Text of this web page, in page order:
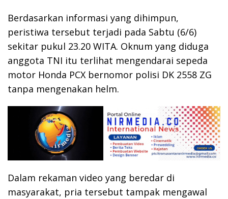
Berdasarkan informasi yang dihimpun,
peristiwa tersebut terjadi pada Sabtu (6/6)
sekitar pukul 23.20 WITA. Oknum yang diduga
anggota TNI itu terlihat mengendarai sepeda
motor Honda PCX bernomor polisi DK 2558 ZG
tanpa mengenakan helm.
Dalam rekaman video yang beredar di
masyarakat, pria tersebut tampak mengawal